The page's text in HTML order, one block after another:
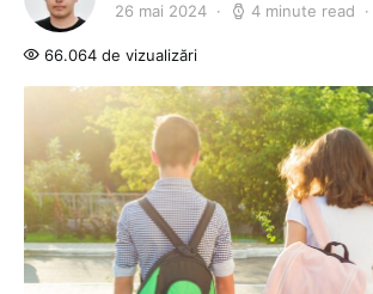
26 mai 2024 4 minute read
66.064 de vizualizări